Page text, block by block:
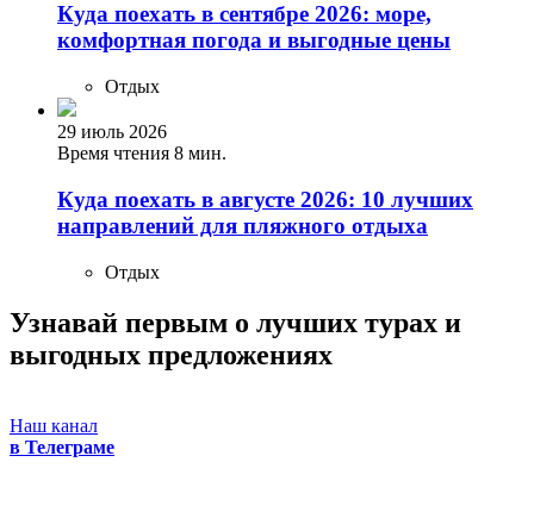
Куда поехать в сентябре 2026: море,
комфортная погода и выгодные цены
Отдых
29 июль 2026
Время чтения 8 мин.
Куда поехать в августе 2026: 10 лучших
направлений для пляжного отдыха
Отдых
Узнавай первым о лучших турах и
выгодных предложениях
Наш канал
в Телеграме